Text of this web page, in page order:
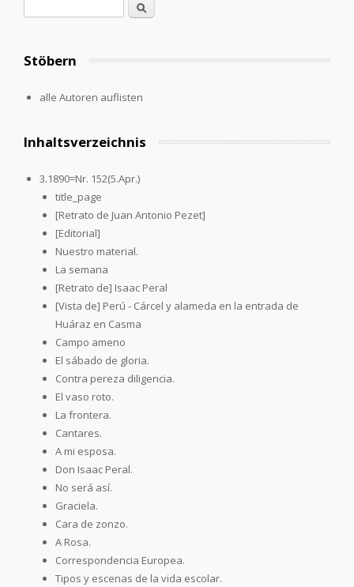
Suche
Stöbern
alle Autoren auflisten
Inhaltsverzeichnis
3.1890=Nr. 152(5.Apr.)
title_page
[Retrato de Juan Antonio Pezet]
[Editorial]
Nuestro material.
La semana
[Retrato de] Isaac Peral
[Vista de] Perú - Cárcel y alameda en la entrada de
Huáraz en Casma
Campo ameno
El sábado de gloria.
Contra pereza diligencia.
El vaso roto.
La frontera.
Cantares.
A mi esposa.
Don Isaac Peral.
No será así.
Graciela.
Cara de zonzo.
A Rosa.
Correspondencia Europea.
Tipos y escenas de la vida escolar.